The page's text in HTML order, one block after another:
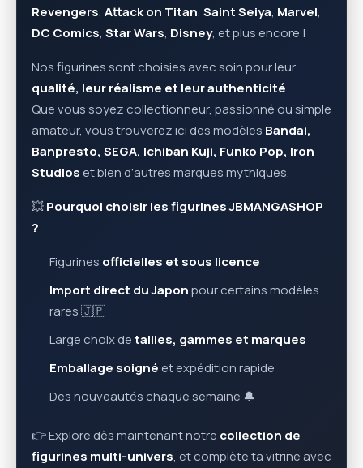
Revengers, Attack on Titan, Saint Seiya, Marvel,
DC Comics, Star Wars, Disney, et plus encore !
Nos figurines sont choisies avec soin pour leur
qualité, leur réalisme et leur authenticité.
Que vous soyez collectionneur, passionné ou simple
amateur, vous trouverez ici des modèles Bandai,
Banpresto, SEGA, Ichiban Kuji, Funko Pop, Iron
Studios et bien d’autres marques mythiques.
💥Pourquoi choisir les figurines JBMANGASHOP
?
Figurines officielles et sous licence
Import direct du Japonpour certains modèles
rares 🇯🇵
Large choix detailles, gammes et marques
Emballage soigné et expédition rapide
Des nouveautés chaque semaine 🔔
👉 Explore dès maintenant notre collection de
figurines multi-univers, et complète ta vitrine avec